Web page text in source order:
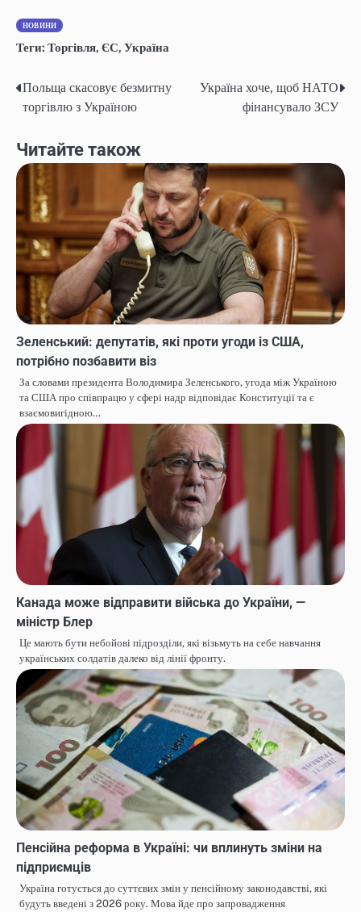
НОВИНИ
Теги: Торгівля, ЄС, Україна
Навігація
записів
Польща скасовує безмитну
торгівлю з Україною
Україна хоче, щоб НАТО
фінансувало ЗСУ
Читайте також
Зеленський: депутатів, які проти угоди із США,
потрібно позбавити віз
За словами президента Володимира Зеленського, угода між Україною
та США про співпрацю у сфері надр відповідає Конституції та є
взаємовигідною…
Канада може відправити війська до України, —
міністр Блер
Це мають бути небойові підрозділи, які візьмуть на себе навчання
українських солдатів далеко від лінії фронту.
Пенсійна реформа в Україні: чи вплинуть зміни на
підприємців
Україна готується до суттєвих змін у пенсійному законодавстві, які
будуть введені з 2026 року. Мова йде про запровадження